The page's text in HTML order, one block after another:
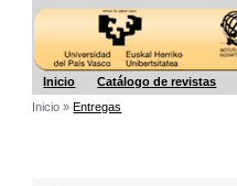
Inicio Catálogo de revistas
Inicio »Entregas